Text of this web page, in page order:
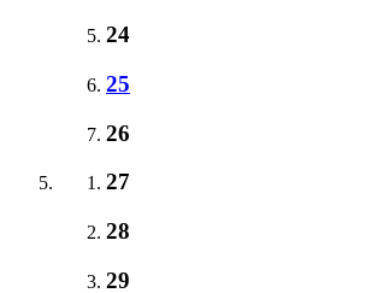
24
25
26
27
28
29